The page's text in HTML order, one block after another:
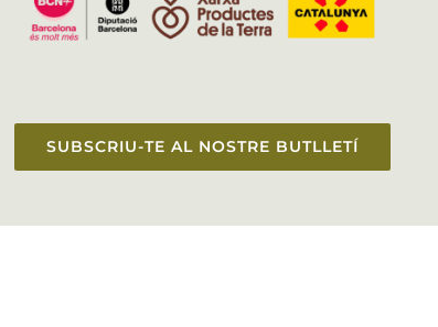
SUBSCRIU-TE AL NOSTRE BUTLLETÍ